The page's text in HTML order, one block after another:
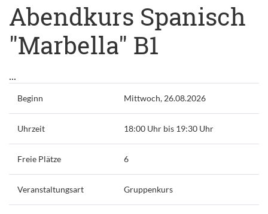
Abendkurs Spanisch
"Marbella" B1
...
Beginn Mittwoch, 26.08.2026
Uhrzeit 18:00 Uhr bis 19:30 Uhr
Freie Plätze 6
Veranstaltungsart Gruppenkurs